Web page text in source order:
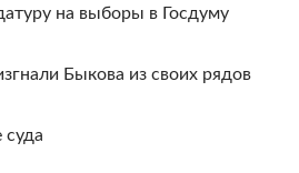
на выборы в Госдуму
Быкова из своих рядов
суда